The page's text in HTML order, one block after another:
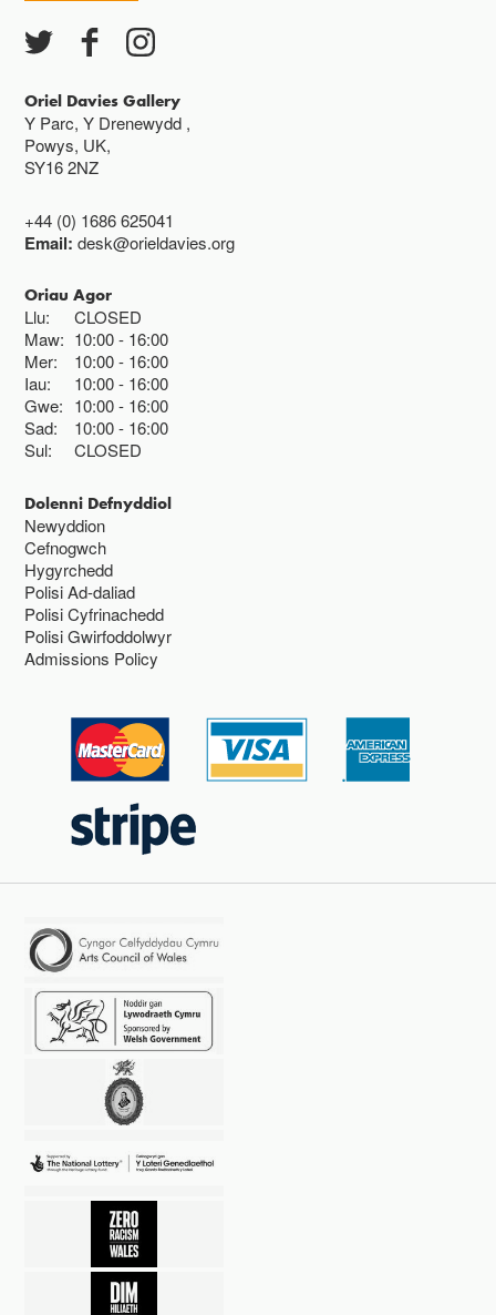
Oriel Davies Gallery
Y Parc, Y Drenewydd ,
Powys, UK,
SY16 2NZ
+44 (0) 1686 625041
Email:desk@orieldavies.org
Oriau Agor
Llu:
CLOSED
Maw: 10:00 16:00
Mer:
10:00 16:00
Iau:
10:00 16:00
Gwe: 10:00 16:00
Sad:
10:00 16:00
Sul:
CLOSED
Dolenni Defnyddiol
Newyddion
Cefnogwch
Hygyrchedd
Polisi Ad-daliad
Polisi Cyfrinachedd
Polisi Gwirfoddolwyr
Admissions Policy